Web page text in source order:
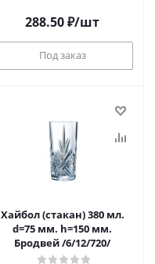
288.50₽/шт
Под заказ
Хайбол (стакан) 380 мл.
d=75 мм. h=150 мм.
Бродвей /6/12/720/